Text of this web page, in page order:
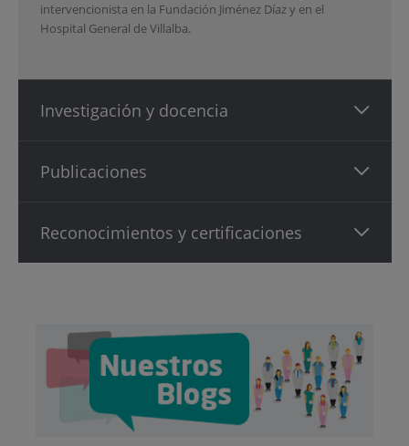
intervencionista en la Fundación Jiménez Díaz y en el
Hospital General de Villalba.
Investigación y docencia
Publicaciones
Reconocimientos y certificaciones